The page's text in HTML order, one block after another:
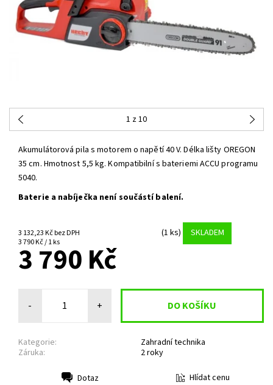
1 z 10
Akumulátorová pila s motorem o napětí 40 V. Délka lišty OREGON
35 cm. Hmotnost 5,5 kg. Kompatibilní s bateriemi ACCU programu
5040.
Baterie a nabíječka není součástí balení.
3 132,23 Kč bez DPH
3 790 Kč / 1 ks
(1 ks) SKLADEM
3 790 Kč
- +
Kategorie:
Zahradní technika
Záruka:
2 roky
Dotaz
Hlídat cenu